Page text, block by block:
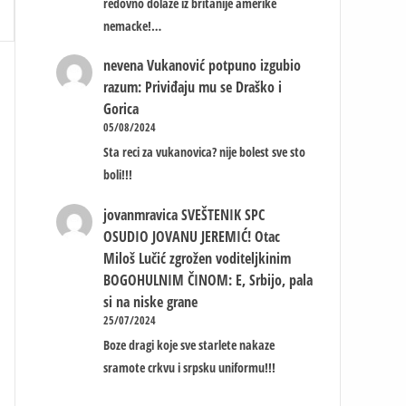
nemacke!…
nevena Vukanović potpuno izgubio
razum: Priviđaju mu se Draško i
Gorica
05/08/2024
Sta reci za vukanovica? nije bolest sve sto
boli!!!
jovanmravica SVEŠTENIK SPC
OSUDIO JOVANU JEREMIĆ! Otac
Miloš Lučić zgrožen voditeljkinim
BOGOHULNIM ČINOM: E, Srbijo, pala
si na niske grane
25/07/2024
Boze dragi koje sve starlete nakaze
sramote crkvu i srpsku uniformu!!!